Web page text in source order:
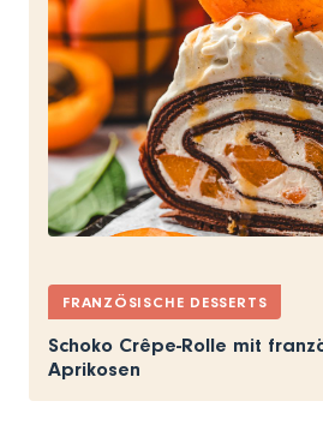
FRANZÖSISCHE DESSERTS
Schoko Crêpe-Rolle mit
Aprikosen